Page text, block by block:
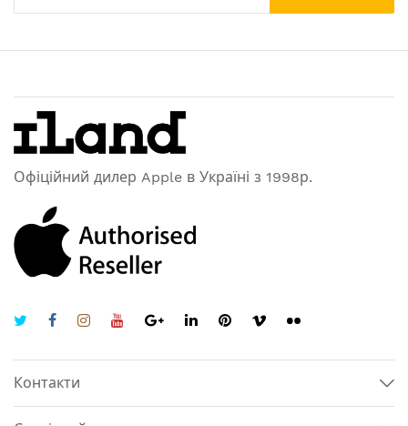
Офіційний дилер Apple в Україні з 1998р.
Контакти